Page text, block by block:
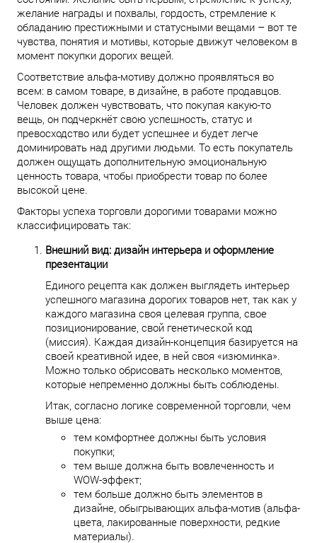
желание награды и похвалы, гордость, стремление к
обладанию престижными и статусными вещами – вот те
чувства, понятия и мотивы, которые движут человеком в
момент покупки дорогих вещей.
Соответствие альфа-мотиву должно проявляться во
всем: в самом товаре, в дизайне, в работе продавцов.
Человек должен чувствовать, что покупая какую-то
вещь, он подчеркнёт свою успешность, статус и
превосходство или будет успешнее и будет легче
доминировать над другими людьми. То есть покупатель
должен ощущать дополнительную эмоциональную
ценность товара, чтобы приобрести товар по более
высокой цене.
Факторы успеха торговли дорогими товарами можно
классифицировать так:
Внешний вид: дизайн интерьера и оформление
презентации
Единого рецепта как должен выглядеть интерьер
успешного магазина дорогих товаров нет, так как у
каждого магазина своя целевая группа, свое
позиционирование, свой генетической код
(миссия). Каждая дизайн-концепция базируется на
своей креативной идее, в ней своя «изюминка».
Можно только обрисовать несколько моментов,
которые непременно должны быть соблюдены.
Итак, согласно логике современной торговли, чем
выше цена:
тем комфортнее должны быть условия
покупки;
тем выше должна быть вовлеченность и
WOW-эффект;
тем больше должно быть элементов в
дизайне, обыгрывающих альфа-мотив (альфа-
цвета, лакированные поверхности, редкие
материалы).